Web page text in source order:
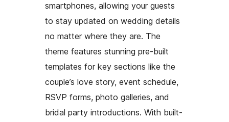
smartphones, allowing your guests
to stay updated on wedding details
no matter where they are. The
theme features stunning pre-built
templates for key sections like the
couple’s love story, event schedule,
RSVP forms, photo galleries, and
bridal party introductions. With built-